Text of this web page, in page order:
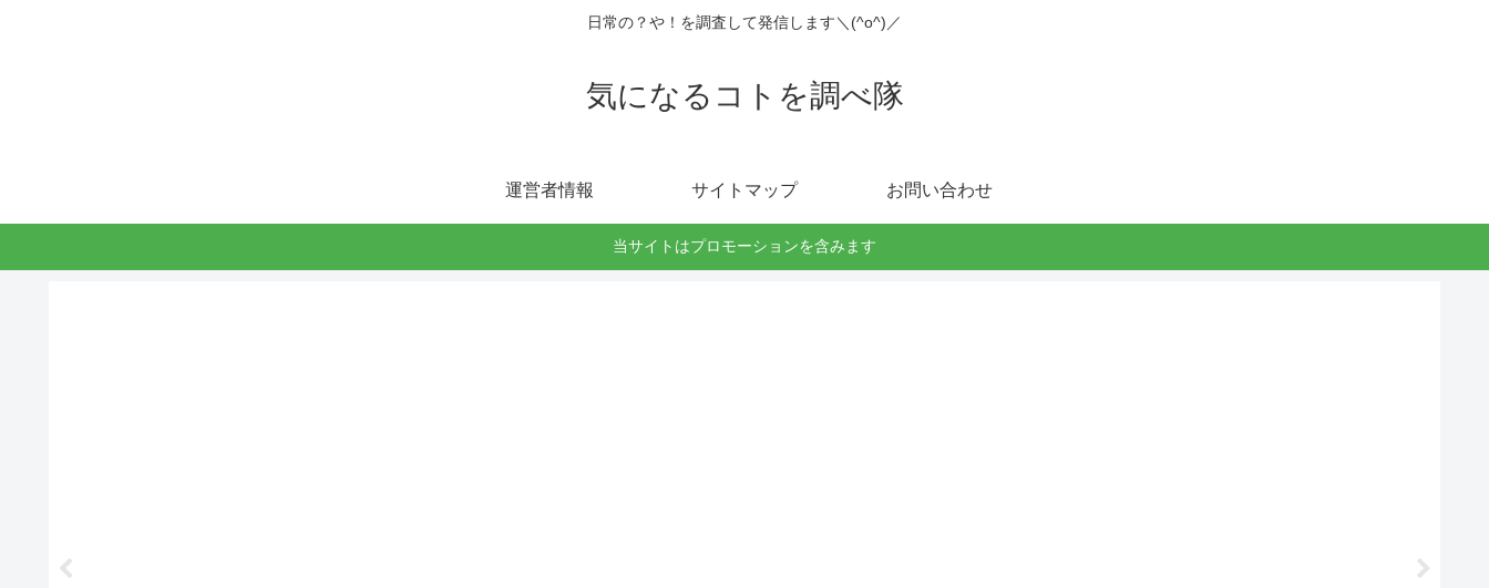
日常の？や！を調査して発信します＼(^o^)／
気になるコトを調べ隊
運営者情報 サイトマップ お問い合わせ
当サイトはプロモーションを含みます